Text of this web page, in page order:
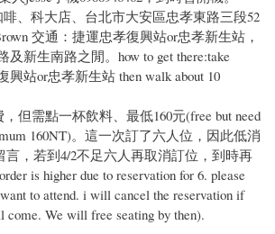
、科大店、台北市大安區忠孝東路三段52
交通：捷運忠孝復興站or忠孝新生站，
及新生南路之閒。how to get there:take
興站or忠孝新生站 then walk about 10
但需點一杯飲料、最低160元(free but need
160NT)。這一次訂了六人位，因此低消
，若到4/2不足六人再取消訂位，到時再
is higher due to reservation for 6. please
to attend. i will cancel the reservation if
come. We will free seating by then).